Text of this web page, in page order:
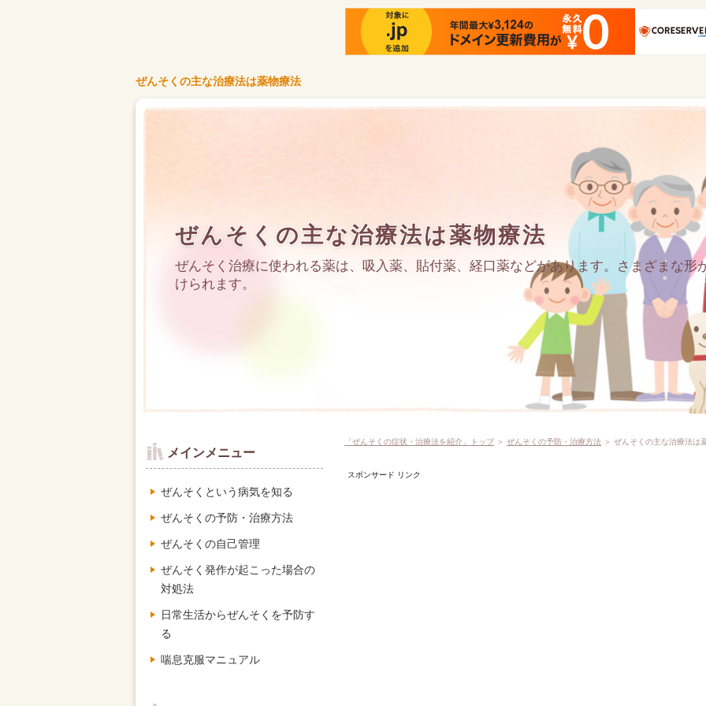
ぜんそくの主な治療法は薬物療法
ぜんそくの主な治療法は薬物療法
ぜんそく治療に使われる薬は、吸入薬、貼付薬、経口薬などがあります。さまざまな形
けられます。
「ぜんそくの症状・治療法を紹介」トップ＞ ぜんそくの予防・治療方法 ＞ ぜんそくの主な治療法は
スポンサード リンク
メインメニュー
ぜんそくという病気を知る
ぜんそくの予防・治療方法
ぜんそくの自己管理
ぜんそく発作が起こった場合の
対処法
日常生活からぜんそくを予防す
る
喘息克服マニュアル